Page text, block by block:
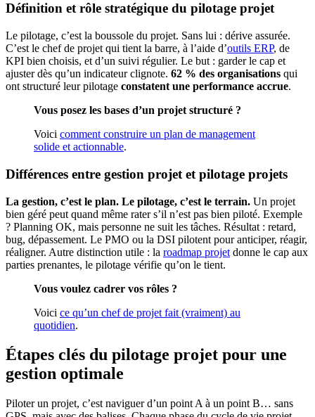
Définition et rôle stratégique du pilotage projet
Le pilotage, c’est la boussole du projet. Sans lui : dérive assurée.
C’est le chef de projet qui tient la barre, à l’aide d’outils ERP, de
KPI bien choisis, et d’un suivi régulier. Le but : garder le cap et
ajuster dès qu’un indicateur clignote. 62 % des organisations qui
ont structuré leur pilotage constatent une performance accrue.
Vous posez les bases d’un projet structuré ?
Voici comment construire un plan de management
solide et actionnable.
Différences entre gestion projet et pilotage projets
La gestion, c’est le plan. Le pilotage, c’est le terrain. Un projet
bien géré peut quand même rater s’il n’est pas bien piloté. Exemple
? Planning OK, mais personne ne suit les tâches. Résultat : retard,
bug, dépassement. Le PMO ou la DSI pilotent pour anticiper, réagir,
réaligner. Autre distinction utile : la roadmap projet donne le cap aux
parties prenantes, le pilotage vérifie qu’on le tient.
Vous voulez cadrer vos rôles ?
Voici ce qu’un chef de projet fait (vraiment) au
quotidien.
Étapes clés du pilotage projet pour une
gestion optimale
Piloter un projet, c’est naviguer d’un point A à un point B… sans